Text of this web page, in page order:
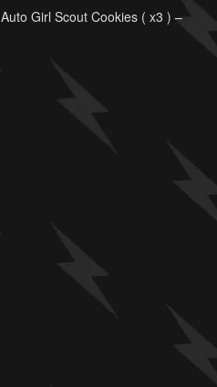
Auto Girl Scout Cookies ( x3 ) –